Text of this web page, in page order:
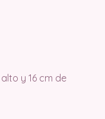
y 16 cm de